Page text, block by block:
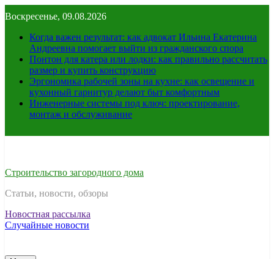
к
содержимому
Воскресенье, 09.08.2026
Когда важен результат: как адвокат Ильина Екатерина
Андреевна помогает выйти из гражданского спора
Понтон для катера или лодки: как правильно рассчитать
размер и купить конструкцию
Эргономика рабочей зоны на кухне: как освещение и
кухонный гарнитур делают быт комфортным
Инженерные системы под ключ: проектирование,
монтаж и обслуживание
Строительство загородного дома
Статьи, новости, обзоры
Новостная рассылка
Случайные новости